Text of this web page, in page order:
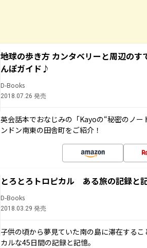
地球の歩き方 カンタベリーと周辺の
んぽガイド♪
D-Books
2018.07.26 発売
英会話本でおなじみの「Kayoの“秘密のノ
ンドン南東の田舎町をご紹介！
とろとろトロピカル ある旅の記録と
D-Books
2018.03.29 発売
子供の頃から夢見ていた南の島に滞在する
カルな45日間の記録と記憶。